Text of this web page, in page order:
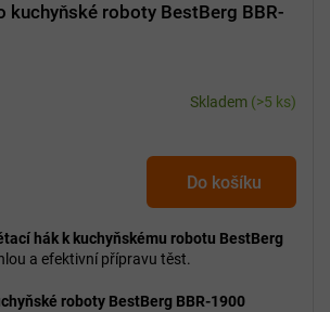
kuchyňské roboty BestBerg BBR-
Skladem (>5 ks)
Do košíku
hák k kuchyňskému robotu BestBerg
a efektivní přípravu těst.
roboty BestBerg BBR-1900